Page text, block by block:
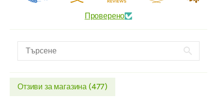
Проверено
Отзиви за магазина (477)